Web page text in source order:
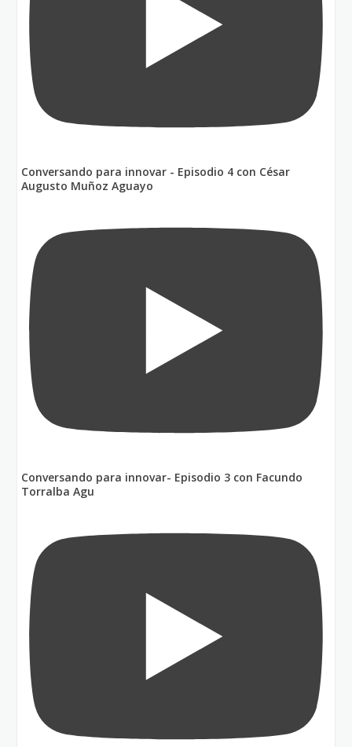
Conversando para innovar - Episodio 4 con César
Augusto Muñoz Aguayo
Conversando para innovar- Episodio 3 con Facundo
Torralba Agu